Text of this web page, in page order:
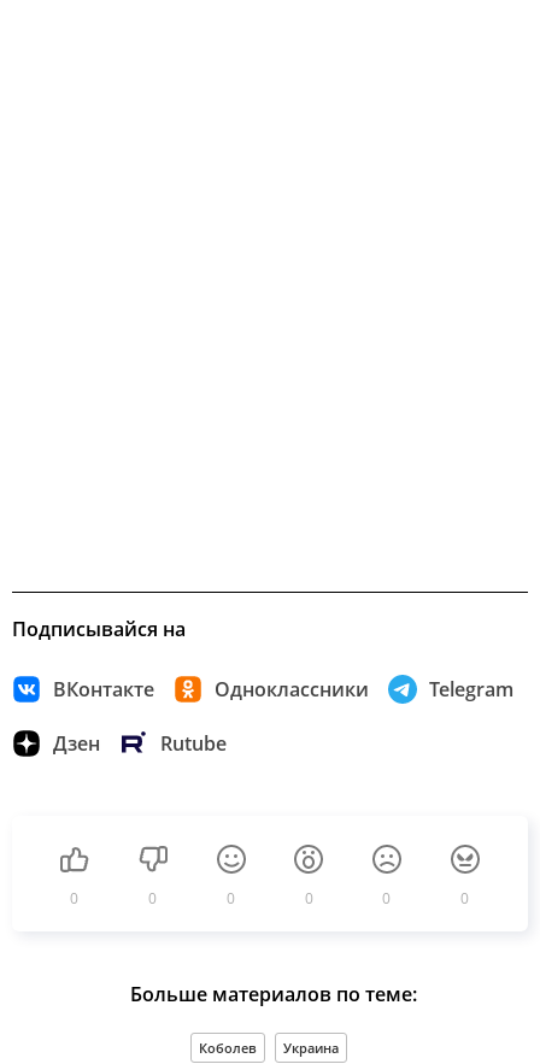
Подписывайся на
ВКонтакте Одноклассники Telegram
Дзен Rutube
0 0 0 0 0 0
Больше материалов по теме:
Коболев Украина